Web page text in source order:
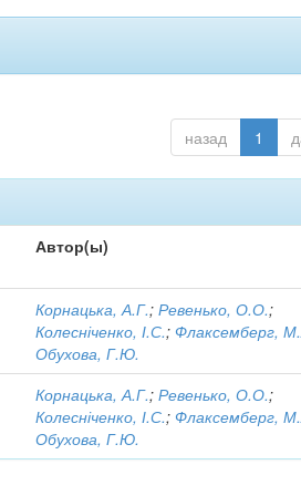
назад 1
Автор(ы)
Корнацька, А.Г.;Ревенько, О.О.;
Колесніченко, І.С.;Флаксемберг,
Обухова, Г.Ю.
Корнацька, А.Г.;Ревенько, О.О.;
Колесніченко, І.С.;Флаксемберг,
Обухова, Г.Ю.